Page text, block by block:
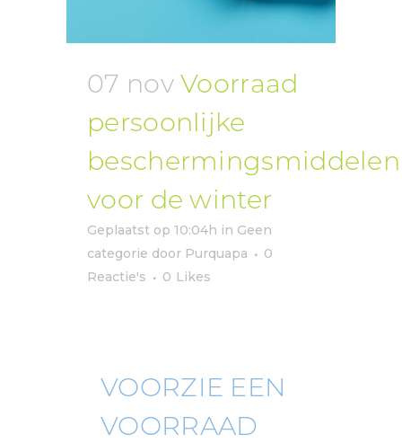
07 nov Voorraad
persoonlijke
beschermingsmiddelen
voor de winter
Geplaatst op 10:04h in Geen
categorie door Purquapa
0
Reactie's
0 Likes
VOORZIE EEN
VOORRAAD